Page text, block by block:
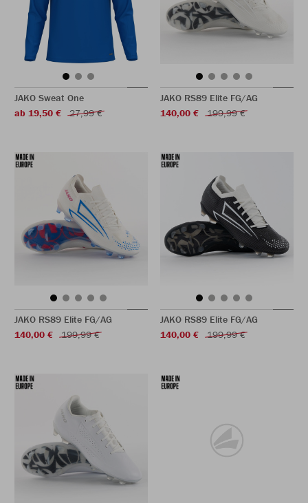
JAKO Sweat One
ab 19,50 €
27,99 €
JAKO RS89 Elite FG/AG
140,00 €
199,99 €
JAKO RS89 Elite FG/AG
140,00 €
199,99 €
JAKO RS89 Elite FG/AG
140,00 €
199,99 €